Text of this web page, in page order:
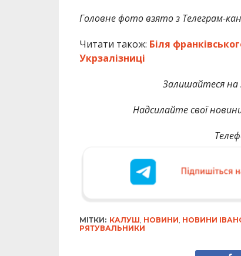
Головне фото взято з Телеграм-
Читати також: Біля
Укрзалізниці
Залишайтеся на
Надсилайте свої
МІТКИ: КАЛУШ, НОВИНИ, НОВИНИ
РЯТУВАЛЬНИКИ